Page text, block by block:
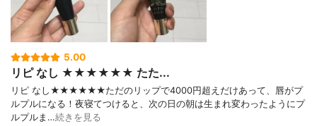
5.00
リピ なし ★★★★★★ たた...
リピ なし★★★★★★ただのリップで4000円超えだけあって、唇がプ
ルプルになる！夜寝てつけると、次の日の朝は生まれ変わったようにプ
ルプルま…続きを見る